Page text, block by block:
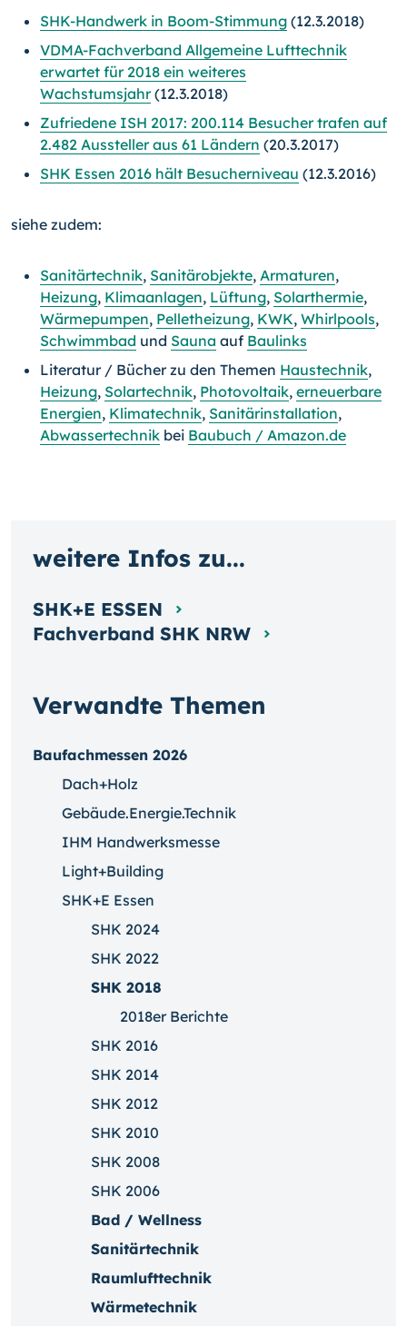
SHK-Handwerk in Boom-Stimmung (12.3.2018)
VDMA-Fachverband Allgemeine Lufttechnik
erwartet für 2018 ein weiteres
Wachstumsjahr(12.3.2018)
Zufriedene ISH 2017: 200.114 Besucher trafen auf
2.482 Aussteller aus 61 Ländern (20.3.2017)
SHK Essen 2016 hält Besucherniveau (12.3.2016)
siehe zudem:
Sanitärtechnik, Sanitärobjekte, Armaturen,
Heizung, Klimaanlagen, Lüftung, Solarthermie,
Wärmepumpen, Pelletheizung, KWK, Whirlpools,
Schwimmbad und Sauna auf Baulinks
Literatur / Bücher zu den Themen Haustechnik,
Heizung, Solartechnik, Photovoltaik, erneuerbare
Energien, Klimatechnik, Sanitärinstallation,
Abwassertechnik bei Baubuch / Amazon.de
Verwandte Themen
Baufachmessen 2026
Dach+Holz
Gebäude.Energie.Technik
IHM Handwerksmesse
Light+Building
SHK+E Essen
SHK 2024
SHK 2022
SHK 2018
2018er Berichte
SHK 2016
SHK 2014
SHK 2012
SHK 2010
SHK 2008
SHK 2006
Bad / Wellness
Sanitärtechnik
Raumlufttechnik
Wärmetechnik
weitere Infos zu...
SHK+E ESSEN
Fachverband SHK NRW